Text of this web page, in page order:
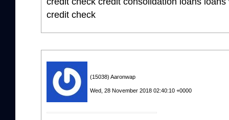
credit check
(15038) Aaronwap
Wed, 28 November 2018 02:40:10 +0000